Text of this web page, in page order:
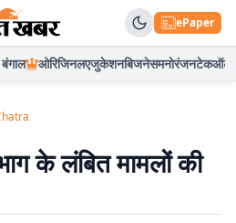
ePaper
ओरिजिनलएजुकेशनबिजनेसमनोरंजनटेकऑटो
के लंबित मामलों की